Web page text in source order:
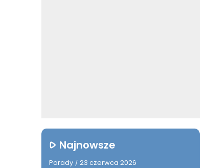
Najnowsze
Porady / 23 czerwca 2026